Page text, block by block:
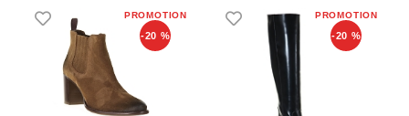
-20 % -20 %